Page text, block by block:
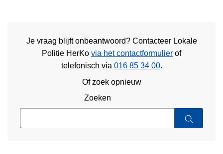
Je vraag blijft onbeantwoord? Contacteer Lokale
Politie HerKo via het contactformulier of
telefonisch via 016 85 34 00.
Of zoek opnieuw
Zoeken